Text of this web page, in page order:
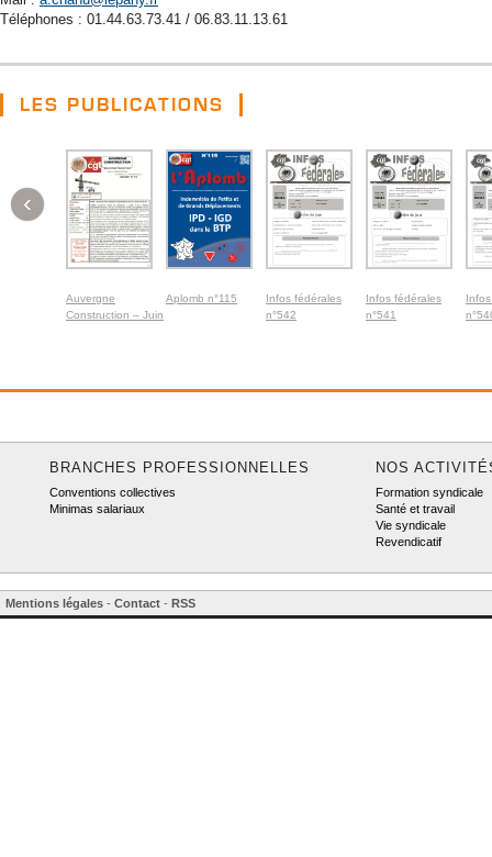
Téléphones : 01.44.63.73.41 / 06.83.11.13.61
LES PUBLICATIONS
Auvergne
Construction – Juin
Aplomb n°115
Infos fédérales
n°542
Infos fédérales
n°541
‹
BRANCHES PROFESSIONNELLES
Conventions collectives
Minimas salariaux
NOS
Formation syndicale
Santé et travail
Vie syndicale
Revendicatif
Mentions légales - Contact - RSS